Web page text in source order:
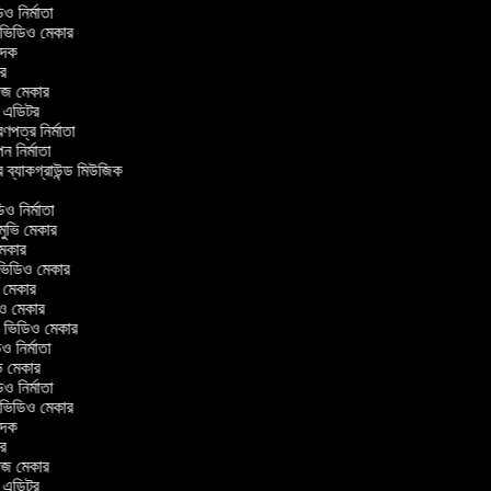
নির্মাতা
মেকার
মেকার
এডিটর
নির্মাতা
নির্মাতা
ব্যাকগ্রাউন্ড মিউজিক
নির্মাতা
মেকার
মেকার
মেকার
মেকার
ভিডিও মেকার
নির্মাতা
মেকার
নির্মাতা
মেকার
মেকার
এডিটর